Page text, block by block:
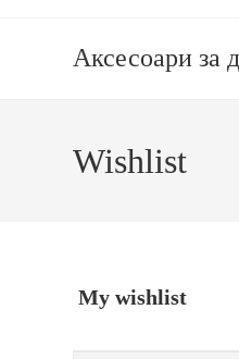
Аксесоари за
Wishlist
My wishlist